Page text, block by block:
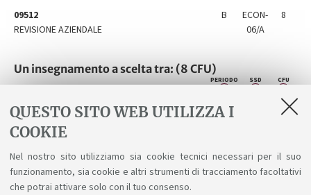
QUESTO SITO WEB UTILIZZA I
COOKIE
Nel nostro sito utilizziamo sia cookie tecnici necessari per il suo
funzionamento, sia cookie e altri strumenti di tracciamento facoltativi
che potrai attivare solo con il tuo consenso.
09512
REVISIONE AZIENDALE
B
ECON-
06/A
8
Un insegnamento a scelta tra: (8 CFU)
PERIODO
SSD
CFU
00239
DIRITTO TRIBUTARIO
A 8
93297
ECONOMIA DELL'IMPRESA E DELLA
CONCORRENZA
ECON-
01/A